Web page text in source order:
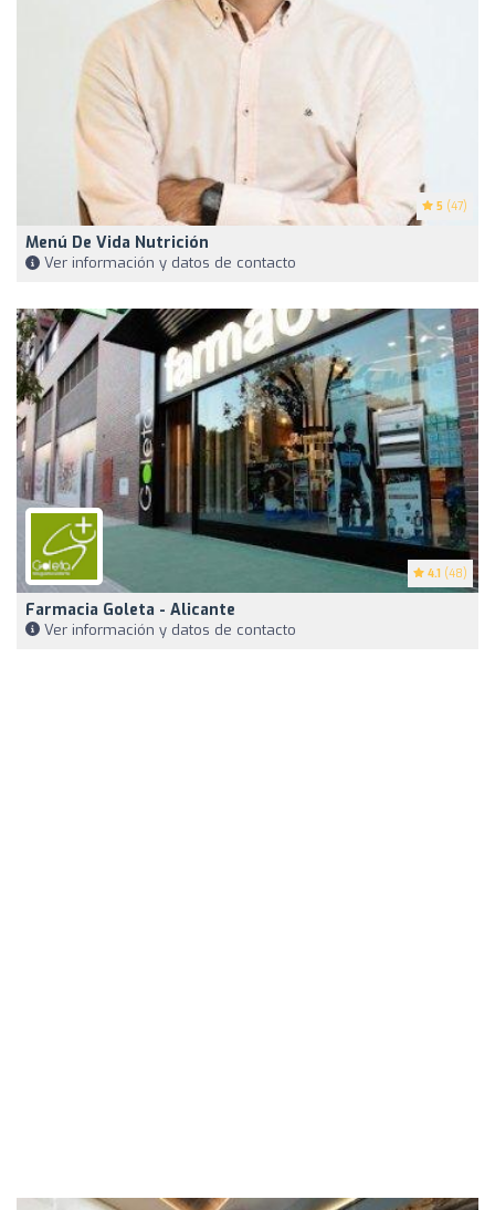
5 (47)
Menú De Vida Nutrición
Ver información y datos de contacto
4.1 (48)
Farmacia Goleta - Alicante
Ver información y datos de contacto